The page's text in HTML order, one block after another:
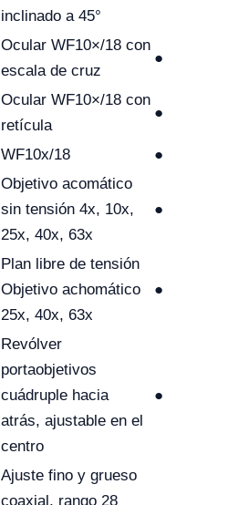
inclinado a 45°
Ocular WF10×/18 con
escala de cruz
●
Ocular WF10×/18 con
retícula
●
WF10x/18 ●
Objetivo acomático
sin tensión 4x, 10x,
25x, 40x, 63x
●
Plan libre de tensión
Objetivo achomático
25x, 40x, 63x
●
Revólver
portaobjetivos
cuádruple hacia
atrás, ajustable en el
centro
●
Ajuste fino y grueso
coaxial, rango 28